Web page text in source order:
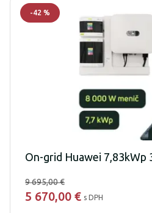
-42 %
On-grid Huawei 7,83kWp
9 695,00 €
5 670,00 € s DPH